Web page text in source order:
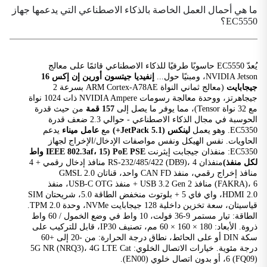
بلوتوث
زر استعادة واحد، زر إعادة ضبط واحد
يستطيع
1×CAN FD
منافذ إيثرنت
منفذان بسرعة 10/100/1000 ميجابت في الثانية، مزود طاقة
PoE بقدرة 15 واط لكل منفذ
واجهات التوسعة
ومفتاح M.2 NVMe M 2280
GMSL
نظام GMSL2.0 ثنائي القنوات (FAKRA)
نظام تحديد المواقع العالمي (GPS)
مدعوم (يتطلب وحدة خلوية)
ما هي أحمال العمل الخاصة بالذكاء الاصطناعي التي يدعمها جهاز
EC5550؟
يُعدّ EC5550 حاسوبًا طرفيًا للذكاء الاصطناعي قائمًا على معالج
NVIDIA Jetson، ومبنيًا حول...
إنفيديا جيتسون أورين إن إكس 16
جيجابايت
(معالج ثماني النواة ARM Cortex-A78AE بسرعة 2
جيجاهرتز، ووحدة معالجة رسومات NVIDIA Ampere ذات 1024 نواة
مع 32 نواة Tensor)، مما يوفر ما يصل إلى
157 قمة
من حيث قدرة
الحوسبة في مجال الذكاء الاصطناعي - حوالي 2.3 ضعف قدرة
EC5350. وهو يعمل
لينكس (JetPack 5.1+) مع عامل ميناء يدعم
الحاويات. نفس الهيكل ونفس مواصفات الإدخال/الإخراج لجهاز
EC5350: منفذان جيجابت إيثرنت
PoE PSE (IEEE 802.3af، 15 واط
لكل منفذ)
منفذان RS-232/485/422 (DB9)، 4 منافذ إدخال رقمي + 4
منافذ إخراج رقمي، منفذ CAN FD واحد، قناتان GMSL 2.0
(FAKRA)، 6 منافذ USB 3.2 Gen 2 + منفذ USB-C OTG، منفذ
HDMI 2.0، واي فاي 5 + بلوتوث منخفض الطاقة 5.0، شريحتان SIM
الطاقة: تيار مستمر 9-36 فولت، 10 واط في وضع الخمول / 60 واط
ذروة. الأبعاد: 180 × 160 × 60 مم، تصنيف IP30، قابل للتركيب على
سكة DIN أو على الحائط، نطاق درجة الحرارة: من -20 إلى +60
درجة مئوية. خيارات الاتصال الخلوي: 5G NR (NRQ3)، 4G LTE Cat
6 (FQ09)، أو بدون اتصال خلوي (EN00).